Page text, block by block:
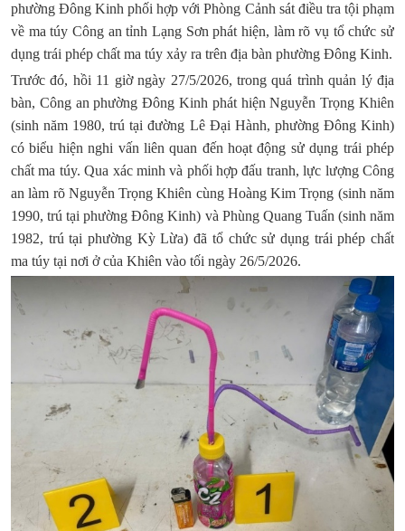
phường Đông Kinh phối hợp với Phòng Cảnh sát điều tra tội phạm
về ma túy Công an tỉnh Lạng Sơn phát hiện, làm rõ vụ tổ chức sử
dụng trái phép chất ma túy xảy ra trên địa bàn phường Đông Kinh.
Trước đó, hồi 11 giờ ngày 27/5/2026, trong quá trình quản lý địa
bàn, Công an phường Đông Kinh phát hiện Nguyễn Trọng Khiên
(sinh năm 1980, trú tại đường Lê Đại Hành, phường Đông Kinh)
có biểu hiện nghi vấn liên quan đến hoạt động sử dụng trái phép
chất ma túy. Qua xác minh và phối hợp đấu tranh, lực lượng Công
an làm rõ Nguyễn Trọng Khiên cùng Hoàng Kim Trọng (sinh năm
1990, trú tại phường Đông Kinh) và Phùng Quang Tuấn (sinh năm
1982, trú tại phường Kỳ Lừa) đã tổ chức sử dụng trái phép chất
ma túy tại nơi ở của Khiên vào tối ngày 26/5/2026.